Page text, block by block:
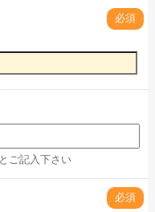
必須
ご記入下さい
必須